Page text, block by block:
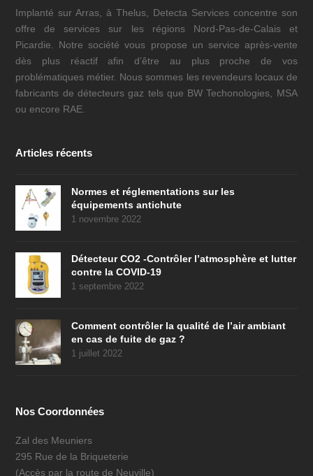
Implanté sur Arras, à Thelus, Detecta Services concentre son
offre de services sur les régions Nord-Pas-de-Calais et
Picardie. Notre société vous propose un service après-vente
dès plus réactif afin d’être au plus proche de vos
problématiques métier. Nous sommes les revendeurs locaux de
fabricants de détecteurs gaz tels que BW Techonologies, MSA
ou encore RAE.
Articles récents
Normes et réglementations sur les
équipements antichute
1 novembre 2022
Détecteur CO2 -Contrôler l’atmosphère et lutter
contre la COVID-19
1 septembre 2022
Comment contrôler la qualité de l’air ambiant
en cas de fuite de gaz ?
1 juillet 2022
Nos Coordonnées
Zal des Meuniers
295 Rue de la Briqueterie
(Accès par la route de Neuville)